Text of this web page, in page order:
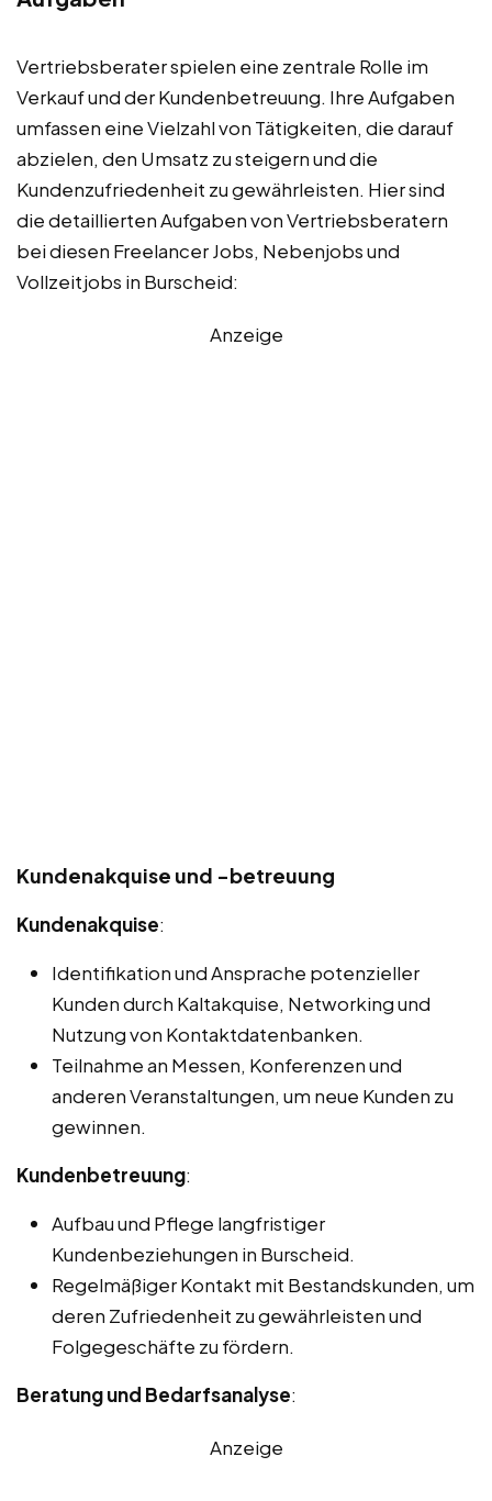
Vertriebsberater spielen eine zentrale Rolle im
Verkauf und der Kundenbetreuung. Ihre Aufgaben
umfassen eine Vielzahl von Tätigkeiten, die darauf
abzielen, den Umsatz zu steigern und die
Kundenzufriedenheit zu gewährleisten. Hier sind
die detaillierten Aufgaben von Vertriebsberatern
bei diesen Freelancer Jobs, Nebenjobs und
Vollzeitjobs in Burscheid:
Anzeige
Kundenakquise und -betreuung
Kundenakquise:
Identifikation und Ansprache potenzieller
Kunden durch Kaltakquise, Networking und
Nutzung von Kontaktdatenbanken.
Teilnahme an Messen, Konferenzen und
anderen Veranstaltungen, um neue Kunden zu
gewinnen.
Kundenbetreuung:
Aufbau und Pflege langfristiger
Kundenbeziehungen in Burscheid.
Regelmäßiger Kontakt mit Bestandskunden, um
deren Zufriedenheit zu gewährleisten und
Folgegeschäfte zu fördern.
Beratung und Bedarfsanalyse:
Anzeige